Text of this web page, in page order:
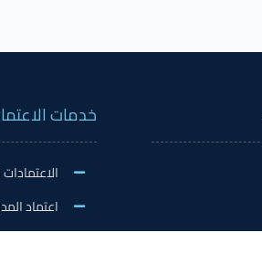
خدمات
الاعتمادات
اعتماد